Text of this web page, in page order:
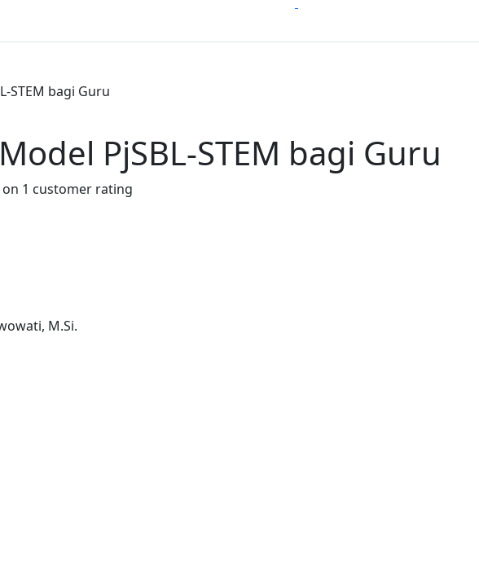
STEM bagi Guru
PjSBL-STEM bagi Guru
1 customer rating
M.Si.